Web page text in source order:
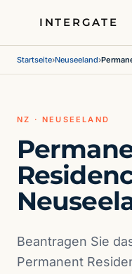
INTERGATE
Startseite›Neuseeland›
NZ · NEUSEELAND
Beantragen Sie
Permanent